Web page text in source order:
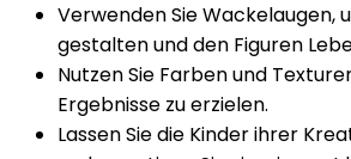
Verwenden Sie Wackelaugen,
gestalten und den Figuren
Nutzen Sie Farben und
Ergebnisse zu erzielen.
Lassen Sie die Kinder ihrer